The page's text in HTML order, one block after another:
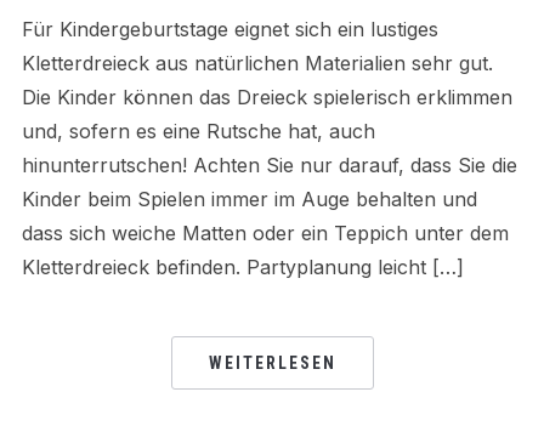
Für Kindergeburtstage eignet sich ein lustiges
Kletterdreieck aus natürlichen Materialien sehr gut.
Die Kinder können das Dreieck spielerisch erklimmen
und, sofern es eine Rutsche hat, auch
hinunterrutschen! Achten Sie nur darauf, dass Sie die
Kinder beim Spielen immer im Auge behalten und
dass sich weiche Matten oder ein Teppich unter dem
Kletterdreieck befinden. Partyplanung leicht […]
WEITERLESEN